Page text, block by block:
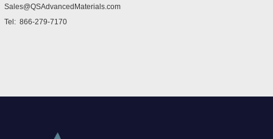
Sales@QSAdvancedMaterials.com
Tel: 866-279-7170